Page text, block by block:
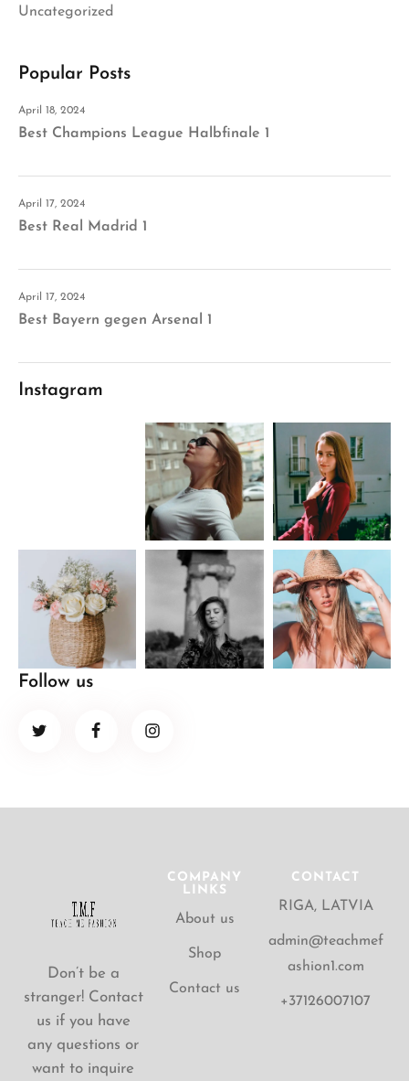
Uncategorized
Popular Posts
April 18, 2024
Best Champions League Halbfinale 1
April 17, 2024
Best Real Madrid 1
April 17, 2024
Best Bayern gegen Arsenal 1
Instagram
Follow us
Don’t be a
stranger! Contact
us if you have
any questions or
want to inquire
COMPANY
LINKS
About us
Shop
Contact us
CONTACT
RIGA, LATVIA
admin@teachmef
ashion1.com
+37126007107